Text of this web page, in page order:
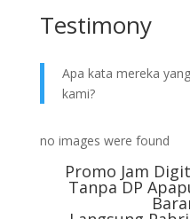
Testimony
Apa kata mereka
kami?
no images were found
Promo Jam
Tanpa DP